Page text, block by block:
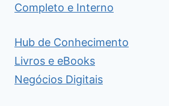
Completo e Interno
Hub de Conhecimento
Livros e eBooks
Negócios Digitais